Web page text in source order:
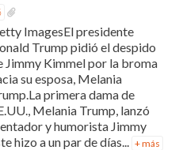
ImagesEl presidente
Trump pidió el despido
Jimmy Kimmel por la broma
su esposa, Melania
primera dama de
Melania Trump, lanzó
y humorista Jimmy
hizo a un par de días...
+ más